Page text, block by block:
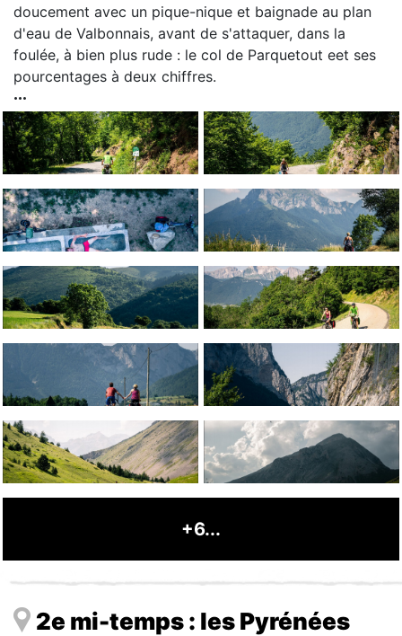
doucement avec un pique-nique et baignade au plan
d'eau de Valbonnais, avant de s'attaquer, dans la
foulée, à bien plus rude : le col de Parquetout eet ses
pourcentages à deux chiffres.
+6...
2e mi-temps : les Pyrénées